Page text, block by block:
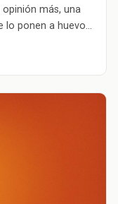
más, una
lo ponen a huevo.